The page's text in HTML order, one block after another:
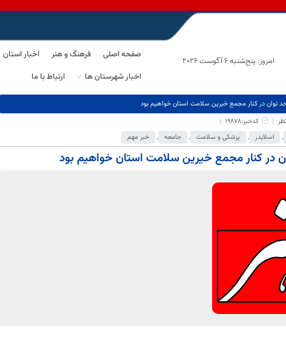
امروز: پنج‌شنبه 6 آگوست 2026
صفحه اصلی فرهنگ و هنر اخبار استان
اخبار شهرستان ها
ارتباط با ما
توان در کنار مجمع خیرین سلامت استان خواهیم بود
کدخبر:19878
, اسلایدر , پزشکی و سلامت , جامعه , خبر مهم
در کنار مجمع خیرین سلامت استان خواهیم بود